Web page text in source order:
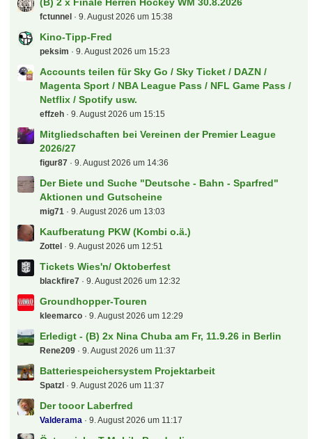
Letzte Beiträge
Neu in eurer Community
Bambalabam 9. August 2026 um 17:43
Dolly 9. August 2026 um 17:16
Der neue...
Tour de France, Giro, Vuelta und Profi-Radsport
allgemein
Alles rund ums Laufen
Energie Cottbus
(B) 2 x Finale Herren Hockey WM 30.8.2026
Kino-Tipp-Fred
Accounts teilen für Sky Go / Sky Ticket / DAZN /
Netflix / Spotify usw.
effzeh 9. August 2026 um 15:15